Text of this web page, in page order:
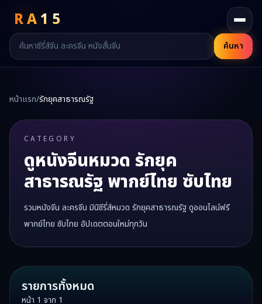
RA15
ค้นหา
หน้าแรก/รักยุคสาธารณรัฐ
CATEGORY
ดูหนังจีนหมวด รักยุค
สาธารณรัฐ พากย์ไทย ซับไทย
รวมหนังจีน ละครจีน มินิซีรี่ส์หมวด รักยุคสาธารณรัฐดูออนไลน์ฟรี
พากย์ไทย ซับไทย อัปเดตตอนใหม่ทุกวัน
รายการทั้งหมด
หน้า 1 จาก 1